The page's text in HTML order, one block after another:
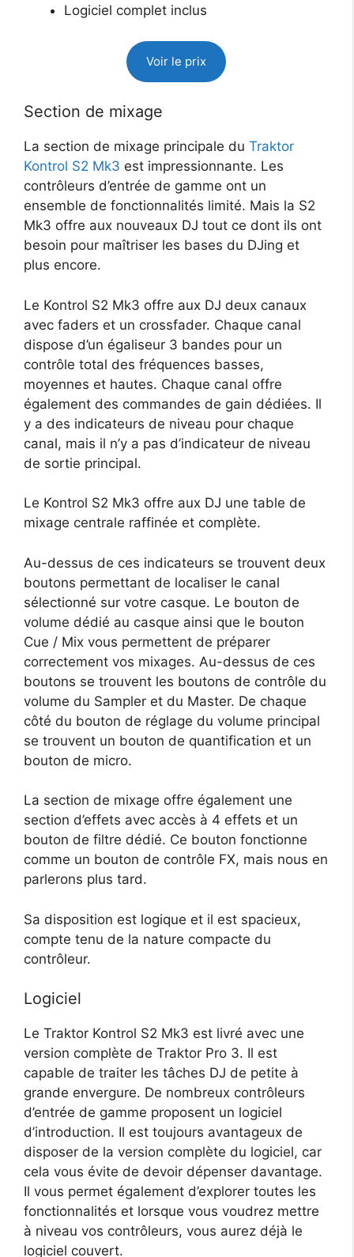
Logiciel complet inclus
Voir le prix
Section de mixage
La section de mixage principale du Traktor
Kontrol S2 Mk3 est impressionnante. Les
contrôleurs d’entrée de gamme ont un
ensemble de fonctionnalités limité. Mais la S2
Mk3 offre aux nouveaux DJ tout ce dont ils ont
besoin pour maîtriser les bases du DJing et
plus encore.
Le Kontrol S2 Mk3 offre aux DJ deux canaux
avec faders et un crossfader. Chaque canal
dispose d’un égaliseur 3 bandes pour un
contrôle total des fréquences basses,
moyennes et hautes. Chaque canal offre
également des commandes de gain dédiées. Il
y a des indicateurs de niveau pour chaque
canal, mais il n’y a pas d’indicateur de niveau
de sortie principal.
Le Kontrol S2 Mk3 offre aux DJ une table de
mixage centrale raffinée et complète.
Au-dessus de ces indicateurs se trouvent deux
boutons permettant de localiser le canal
sélectionné sur votre casque. Le bouton de
volume dédié au casque ainsi que le bouton
Cue / Mix vous permettent de préparer
correctement vos mixages. Au-dessus de ces
boutons se trouvent les boutons de contrôle du
volume du Sampler et du Master. De chaque
côté du bouton de réglage du volume principal
se trouvent un bouton de quantification et un
bouton de micro.
La section de mixage offre également une
section d’effets avec accès à 4 effets et un
bouton de filtre dédié. Ce bouton fonctionne
comme un bouton de contrôle FX, mais nous en
parlerons plus tard.
Sa disposition est logique et il est spacieux,
compte tenu de la nature compacte du
contrôleur.
Logiciel
Le Traktor Kontrol S2 Mk3 est livré avec une
version complète de Traktor Pro 3. Il est
capable de traiter les tâches DJ de petite à
grande envergure. De nombreux contrôleurs
d’entrée de gamme proposent un logiciel
d’introduction. Il est toujours avantageux de
disposer de la version complète du logiciel, car
cela vous évite de devoir dépenser davantage.
Il vous permet également d’explorer toutes les
fonctionnalités et lorsque vous voudrez mettre
à niveau vos contrôleurs, vous aurez déjà le
logiciel couvert.